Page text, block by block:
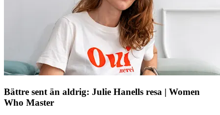
Bättre sent än aldrig: Julie Hanells resa | Women
Who Master